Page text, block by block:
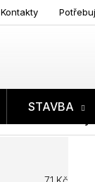
Kontakty
STAVBA